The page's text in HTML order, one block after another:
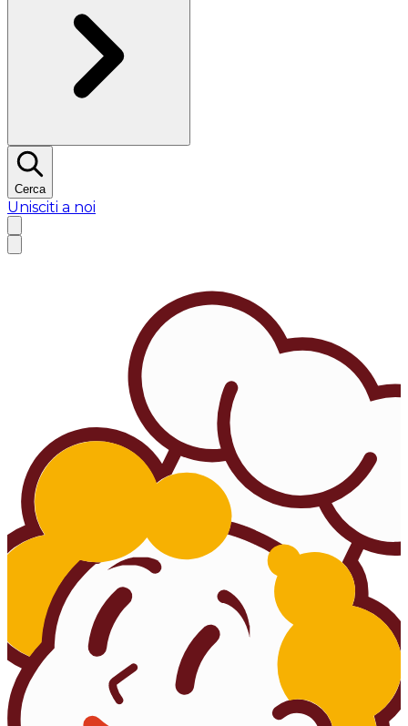
Cerca
Unisciti a noi